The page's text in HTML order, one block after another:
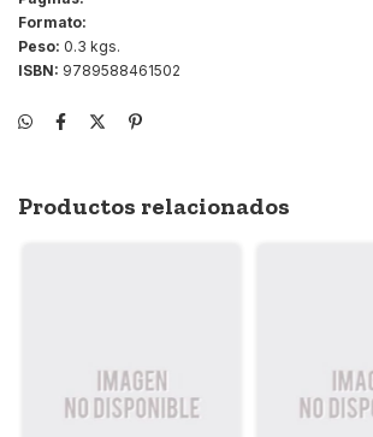
Formato:
Peso: 0.3 kgs.
ISBN: 9789588461502
Productos relacionados